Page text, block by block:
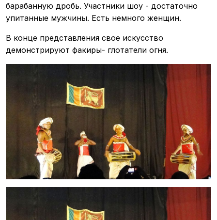
барабанную дробь. Участники шоу - достаточно
упитанные мужчины. Есть немного женщин.
В конце представления свое искусство
демонстрируют факиры- глотатели огня.